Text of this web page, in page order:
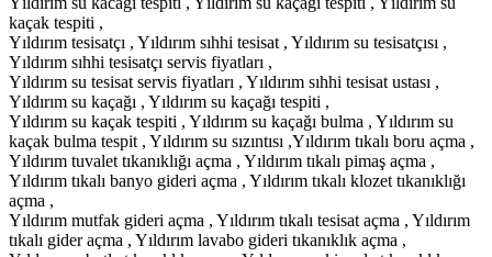
kaçak tespiti ,
Yıldırım tesisatçı , Yıldırım sıhhi tesisat , Yıldırım su tesisatçısı ,
Yıldırım sıhhi tesisatçı servis fiyatları ,
Yıldırım su tesisat servis fiyatları , Yıldırım sıhhi tesisat ustası ,
Yıldırım su kaçağı , Yıldırım su kaçağı tespiti ,
Yıldırım su kaçak tespiti , Yıldırım su kaçağı bulma , Yıldırım su
kaçak bulma tespit , Yıldırım su sızıntısı ,Yıldırım tıkalı boru açma ,
Yıldırım tuvalet tıkanıklığı açma , Yıldırım tıkalı pimaş açma ,
Yıldırım tıkalı banyo gideri açma , Yıldırım tıkalı klozet tıkanıklığı
açma ,
Yıldırım mutfak gideri açma , Yıldırım tıkalı tesisat açma , Yıldırım
tıkalı gider açma , Yıldırım lavabo gideri tıkanıklık açma ,